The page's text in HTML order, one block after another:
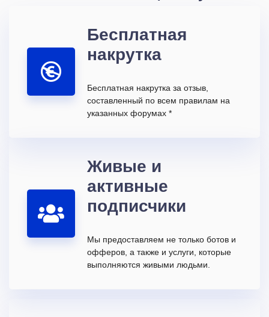
Бесплатная
накрутка
Бесплатная накрутка за отзыв,
составленный по всем правилам на
указанных форумах *
Живые и
активные
подписчики
Мы предоставляем не только ботов и
офферов, а также и услуги, которые
выполняются живыми людьми.